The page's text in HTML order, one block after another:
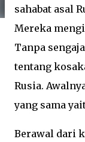
sahabat asal
Mereka
Tanpa
tentang
Rusia.
yang sama
Berawal dari